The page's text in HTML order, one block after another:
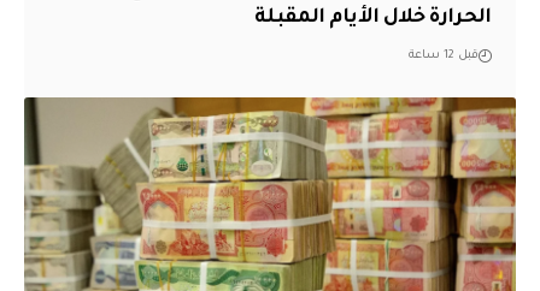
الحرارة خلال الأيام المقبلة
قبل 12 ساعة